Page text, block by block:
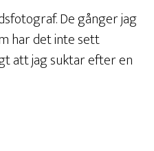
De gånger jag
har det inte sett
att jag suktar efter en